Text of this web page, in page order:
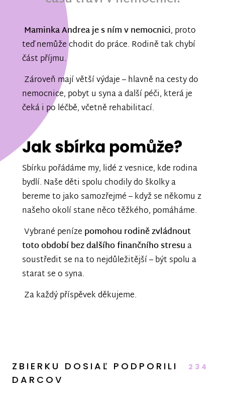
Maminka Andrea je s ním v nemocnici, proto
teď nemůže chodit do práce. Rodině tak chybí
část příjmu.
Zároveň mají větší výdaje – hlavně na cesty do
nemocnice, pobyt u syna a další péči, která je
čeká i po léčbě, včetně rehabilitací.
Jak sbírka pomůže?
Sbírku pořádáme my, lidé z vesnice, kde rodina
bydlí. Naše děti spolu chodily do školky a
bereme to jako samozřejmé – když se někomu z
našeho okolí stane něco těžkého, pomáháme.
Vybrané peníze pomohou rodině zvládnout
toto obdobíbez dalšího finančního stresua
soustředit se na to nejdůležitější – být spolu a
starat se o syna.
Za každý příspěvek děkujeme.
ZBIERKU DOSIAĽ PODPORILI 234
DARCOV